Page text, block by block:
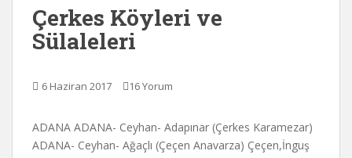
Çerkes Köyleri ve
Sülaleleri
6 Haziran 2017 16 Yorum
ADANA ADANA- Ceyhan- Adapınar (Çerkes Karamezar)
ADANA- Ceyhan- Ağaçlı (Çeçen Anavarza) Çeçen,İnguş